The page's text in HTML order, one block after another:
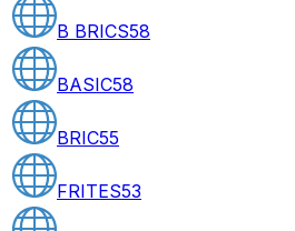
B BRICS58
BASIC58
BRIC55
FRITES53